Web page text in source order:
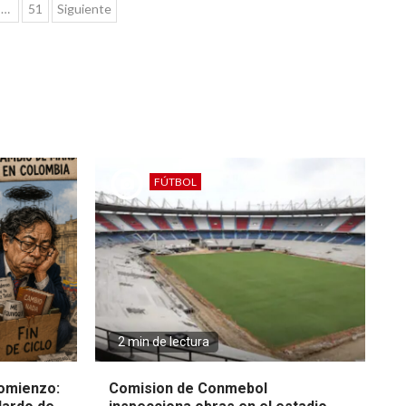
… 51 Siguiente
FÚTBOL
2 min de lectura
Comision de Conmebol